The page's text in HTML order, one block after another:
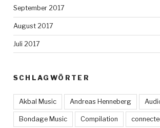
September 2017
August 2017
Juli 2017
SCHLAGWÖRTER
Akbal Music Andreas Henneberg
Bondage Music Compilation